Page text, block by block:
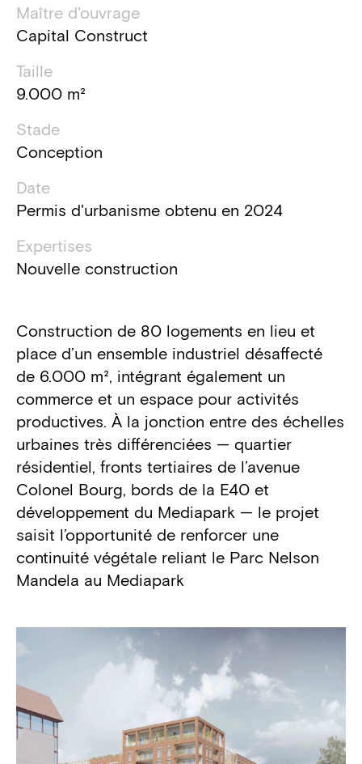
Maître d'ouvrage
Capital Construct
Taille
9.000 m²
Stade
Conception
Date
Permis d'urbanisme obtenu en 2024
Expertises
Nouvelle construction
Détails du projet
Construction de 80 logements en lieu et
place d’un ensemble industriel désaffecté
de 6.000 m², intégrant également un
commerce et un espace pour activités
productives. À la jonction entre des échelles
urbaines très différenciées — quartier
résidentiel, fronts tertiaires de l’avenue
Colonel Bourg, bords de la E40 et
développement du Mediapark — le projet
saisit l’opportunité de renforcer une
continuité végétale reliant le Parc Nelson
Mandela au Mediapark